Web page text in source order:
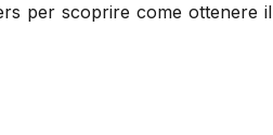
per scoprire come ottenere il